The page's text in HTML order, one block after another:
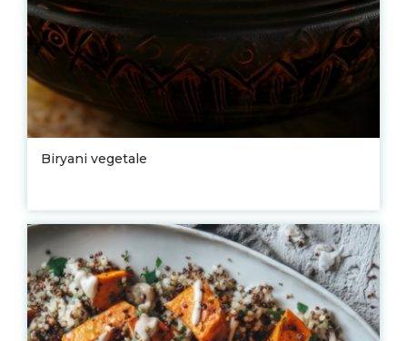
Biryani vegetale